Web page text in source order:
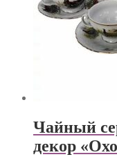
Чайный
декор